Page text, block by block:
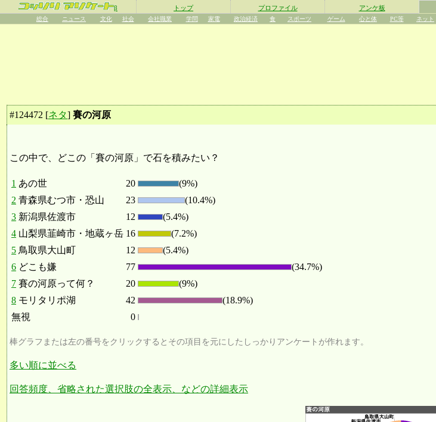
β トップ プロファイル アンケ板
総合 ニュース 文化 社会 会社職業 学問 家電 政治経済 食 スポーツ ゲーム 心と体 PC等 ネット
#124472 [ネタ] 賽の河原
この中で、どこの「賽の河原」で石を積みたい？
1 あの世 20
(9%)
2 青森県むつ市・恐山 23
(10.4%)
3 新潟県佐渡市 12
(5.4%)
4 山梨県韮崎市・地蔵ヶ岳 16
(7.2%)
5 鳥取県大山町 12
(5.4%)
6 どこも嫌 77
(34.7%)
7 賽の河原って何？ 20
(9%)
8 モリタリポ湖 42
(18.9%)
無視
0
棒グラフまたは左の番号をクリックするとその項目を元にしたしっかりアンケートが作れます。
多い順に並べる
回答頻度、省略された選択肢の全表示、などの詳細表示